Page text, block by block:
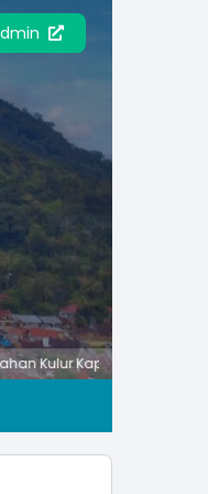
Kapanewon Temon